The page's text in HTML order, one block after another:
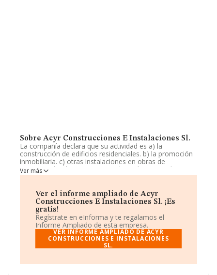
Sobre Acyr Construcciones E Instalaciones Sl.
La compañía declara que su actividad es a) la
construcción de edificios residenciales. b) la promoción
inmobiliaria. c) otras instalaciones en obras de
construcción. d) revestimiento de suelos y paredes. e)
pintura y acristalamiento. f) otro acabado de edificios. g)
construcción especiali. La sociedad está inscrita en el
Registro Mercantil como Sociedad Limitada. Su CNAE
corresponde a 4101 con código 'Construcción de
edificios residenciales'. La compañía no tiene actividad
en mercados exteriores.
La empresa españolaAcyr Construcciones e
Instalaciones S.L, B56824477, tiene domicilio fiscal en
municipio de Arriate, en Málaga, Andalucía.
Ver más
Ver el informe ampliado de Acyr
Construcciones E Instalaciones Sl. ¡Es
gratis!
Regístrate en eInforma y te regalamos el
Informe Ampliado de esta empresa.
VER INFORME AMPLIADO DE ACYR
CONSTRUCCIONES E INSTALACIONES
SL.